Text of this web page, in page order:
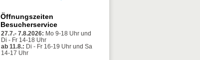
Öffnungszeiten
Besucherservice
27.7.- 7.8.2026: Mo 9-18 Uhr und
Di - Fr 14-18 Uhr
ab 11.8.: Di - Fr 16-19 Uhr und Sa
14-17 Uhr